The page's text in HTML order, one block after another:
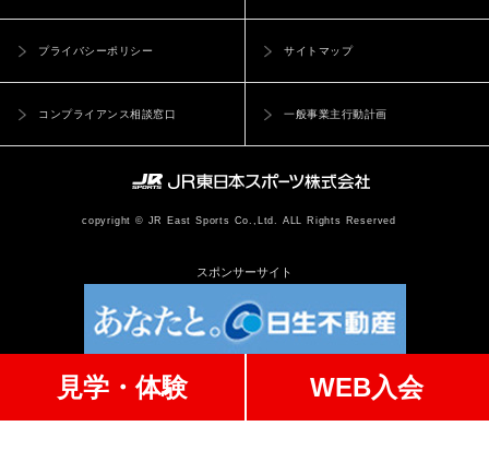
見学・体験 WEB入会
copyright © JR East Sports Co.,Ltd. ALL Rights Reserved
プライバシーポリシー サイトマップ
コンプライアンス相談窓口 一般事業主行動計画
スポンサーサイト